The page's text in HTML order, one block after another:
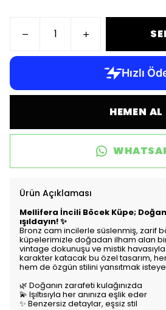
HEMEN AL
Ürün Açıklaması
Mellifera İncili Böcek Küpe;
ışıldayın! ✨
Bronz cam incilerle süslenmiş, zarif
küpelerimizle doğadan ilham alan bir
vintage dokunuşu ve mistik
karakter katacak bu özel tasarım,
hem de özgün stilini yansıtmak
🌿 Doğanın zarafeti kulağınızda
💫 Işıltısıyla her anınıza eşlik eder
✨ Benzersiz detaylar, eşsiz stil